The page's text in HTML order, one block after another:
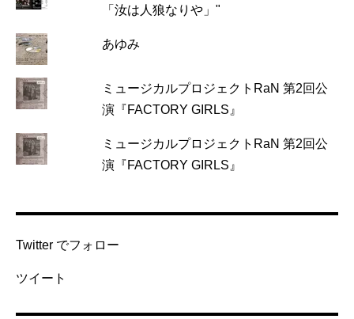
「汝は人狼なりや」"
あゆみ
ミュージカルプロジェクトRaN 第2回公
演『FACTORY GIRLS』
ミュージカルプロジェクトRaN 第2回公
演『FACTORY GIRLS』
Twitter でフォロー
ツイート